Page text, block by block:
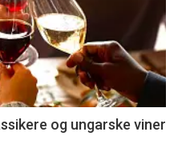
og ungarske viner